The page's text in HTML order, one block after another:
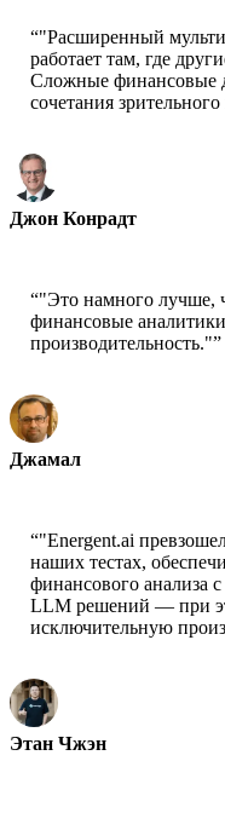
“"Расширенный
работает там, где
Сложные финансовые
сочетания
Джон Конрадт
“"Это намного лучше,
финансовые
производительность."”
Джамал
“"Energent.ai
наших тестах,
финансового анализа
LLM решений — при
исключительную
Этан Чжэн